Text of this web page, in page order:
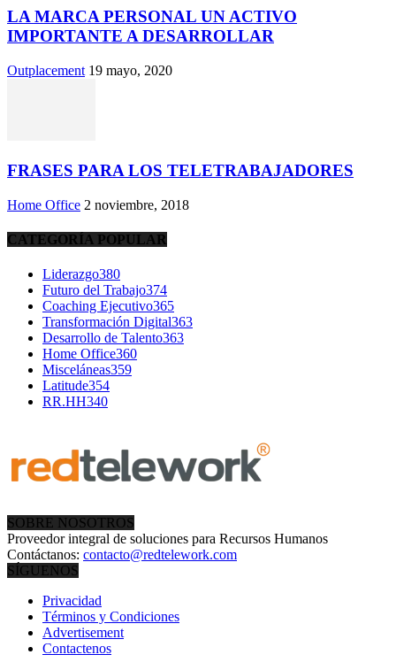
LA MARCA PERSONAL UN ACTIVO
IMPORTANTE A DESARROLLAR
Outplacement 19 mayo, 2020
FRASES PARA LOS TELETRABAJADORES
Home Office 2 noviembre, 2018
CATEGORÍA POPULAR
Liderazgo380
Futuro del Trabajo374
Coaching Ejecutivo365
Transformación Digital363
Desarrollo de Talento363
Home Office360
Misceláneas359
Latitude354
RR.HH340
SOBRE NOSOTROS
Proveedor integral de soluciones para Recursos Humanos
Contáctanos: contacto@redtelework.com
SÍGUENOS
Privacidad
Términos y Condiciones
Advertisement
Contactenos